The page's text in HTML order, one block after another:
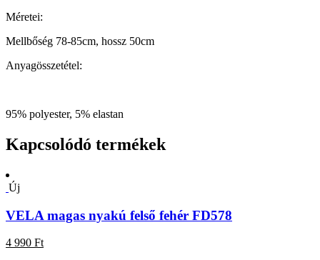
Méretei:
Mellbőség 78-85cm, hossz 50cm
Anyagösszetétel:
95% polyester, 5% elastan
Kapcsolódó termékek
Új
VELA magas nyakú felső fehér FD578
4 990 Ft